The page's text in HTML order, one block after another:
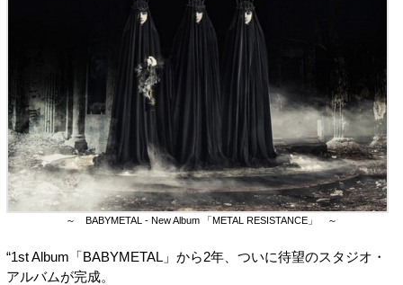
～ BABYMETAL - New Album 「METAL RESISTANCE」 ～
“1st Album「BABYMETAL」から2年、ついに待望のスタジオ・
アルバムが完成。